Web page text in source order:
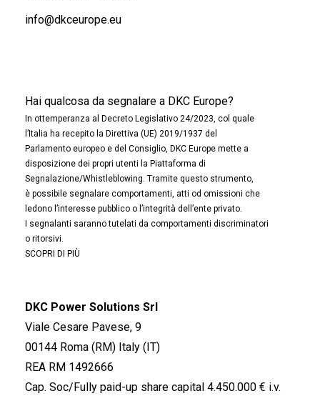
info@dkceurope.eu
Hai qualcosa da segnalare a DKC Europe?
In ottemperanza al Decreto Legislativo 24/2023, col quale
l’Italia ha recepito la Direttiva (UE) 2019/1937 del
Parlamento europeo e del Consiglio, DKC Europe mette a
disposizione dei propri utenti la Piattaforma di
Segnalazione/Whistleblowing. Tramite questo strumento,
è possibile segnalare comportamenti, atti od omissioni che
ledono l’interesse pubblico o l’integrità dell’ente privato.
I segnalanti saranno tutelati da comportamenti discriminatori
o ritorsivi.
SCOPRI DI PIÙ
DKC Power Solutions Srl
Viale Cesare Pavese, 9
00144 Roma (RM) Italy (IT)
REA RM 1492666
Cap. Soc/Fully paid-up share capital 4.450.000 € i.v.